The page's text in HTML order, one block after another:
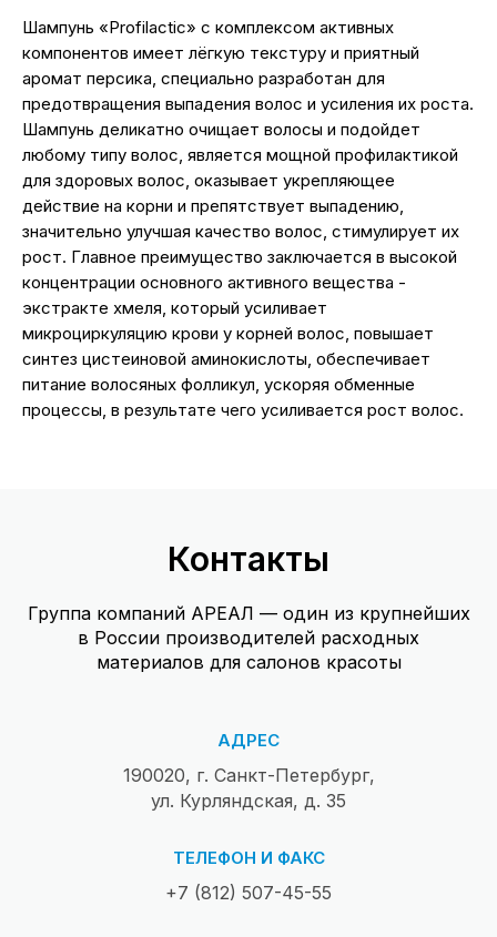
Шампунь «Profilactic» с комплексом активных
компонентов имеет лёгкую текстуру и приятный
аромат персика, специально разработан для
предотвращения выпадения волос и усиления их роста.
Шампунь деликатно очищает волосы и подойдет
любому типу волос, является мощной профилактикой
для здоровых волос, оказывает укрепляющее
действие на корни и препятствует выпадению,
значительно улучшая качество волос, стимулирует их
рост. Главное преимущество заключается в высокой
концентрации основного активного вещества -
экстракте хмеля, который усиливает
микроциркуляцию крови у корней волос, повышает
синтез цистеиновой аминокислоты, обеспечивает
питание волосяных фолликул, ускоряя обменные
процессы, в результате чего усиливается рост волос.
Контакты
Группа компаний АРЕАЛ — один из крупнейших
в России производителей расходных
материалов для салонов красоты
АДРЕС
190020, г. Санкт-Петербург,
ул. Курляндская, д. 35
ТЕЛЕФОН И ФАКС
+7 (812) 507-45-55